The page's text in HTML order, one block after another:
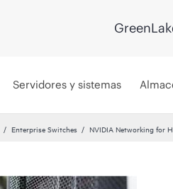
Servidores y sistemas
Enterprise Switches NVIDIA Networking for